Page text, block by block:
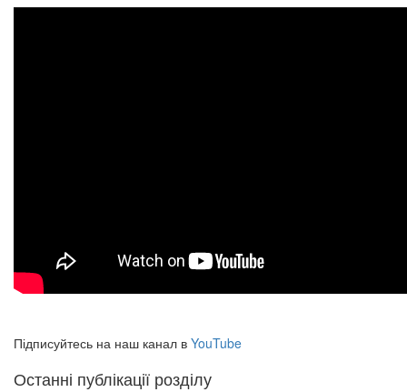
Підписуйтесь на наш канал в YouTube
Останні публікації розділу